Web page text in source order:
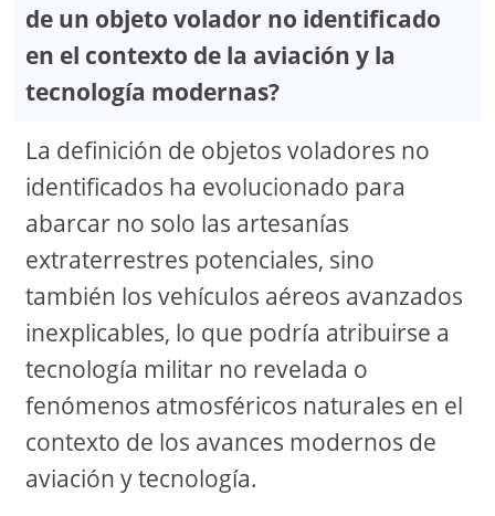
de un objeto volador no identificado
en el contexto de la aviación y la
tecnología modernas?
La definición de objetos voladores no
identificados ha evolucionado para
abarcar no solo las artesanías
extraterrestres potenciales, sino
también los vehículos aéreos avanzados
inexplicables, lo que podría atribuirse a
tecnología militar no revelada o
fenómenos atmosféricos naturales en el
contexto de los avances modernos de
aviación y tecnología.